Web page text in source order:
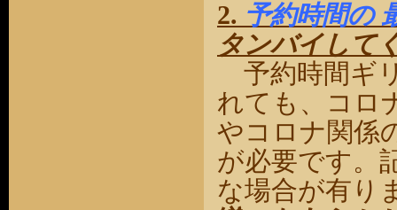
2. 予約時間の
タンバイして
予約時間ギ
れても、コロ
やコロナ関係
が必要です。
な場合が有り